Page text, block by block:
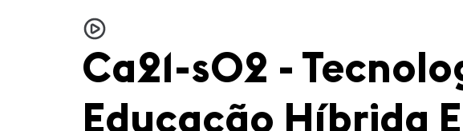
Ca21-s02 -
Educação Híbrida